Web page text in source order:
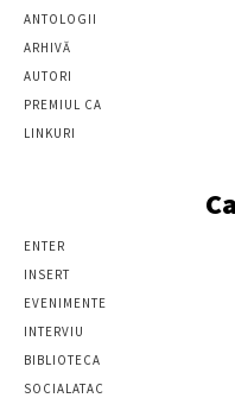
ANTOLOGII
ARHIVĂ
AUTORI
PREMIUL CA
LINKURI
ENTER
INSERT
EVENIMENTE
INTERVIU
BIBLIOTECA
SOCIALATAC